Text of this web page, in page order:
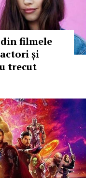
din filmele
actori și
trecut